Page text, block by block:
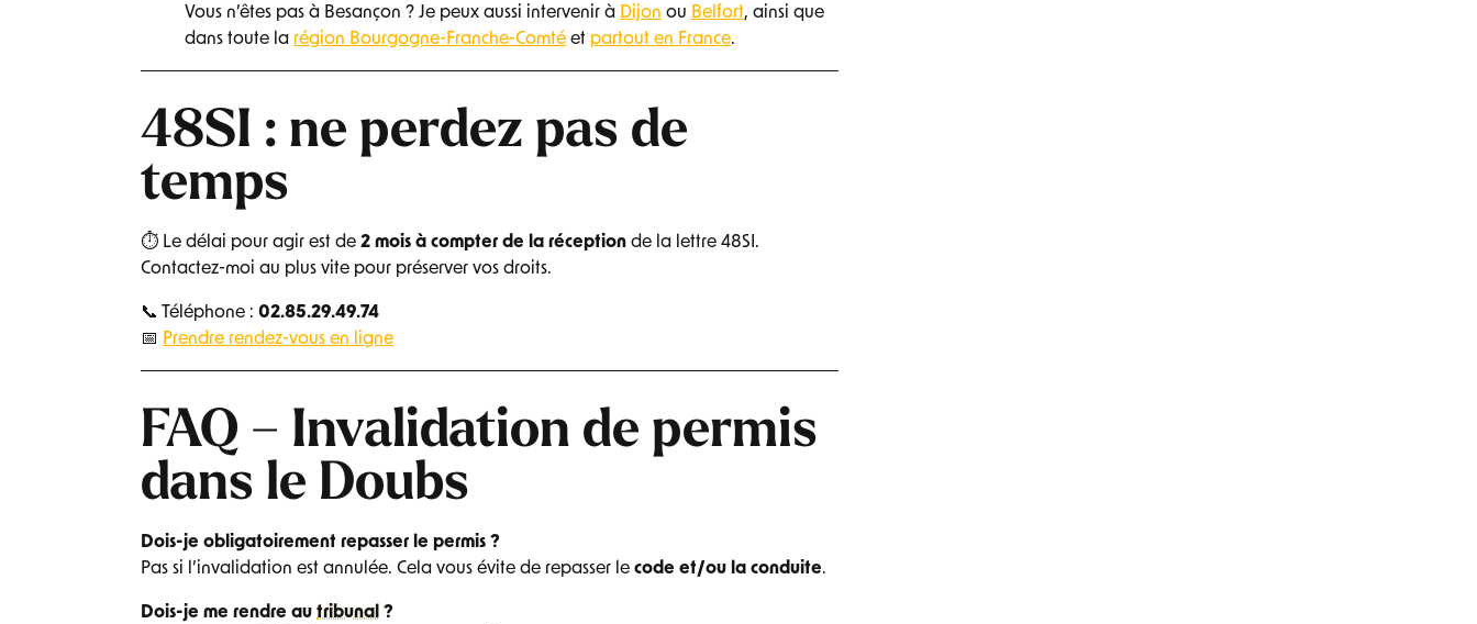
Vous n’êtes pas à Besançon ? Je peux aussi intervenir à Dijon ou Belfort, ainsi que
dans toute la région Bourgogne-Franche-Comté et partout en France.
48SI : ne perdez pas de
temps
⏱ Le délai pour agir est de 2 mois à compter de la réception de la lettre 48SI.
Contactez-moi au plus vite pour préserver vos droits.
📞 Téléphone : 02.85.29.49.74
📅
Prendre rendez-vous en ligne
FAQ – Invalidation de permis
dans le Doubs
Dois-je obligatoirement repasser le permis ?
Pas si l’invalidation est annulée. Cela vous évite de repasser le code et/ou la conduite.
Dois-je me rendre au tribunal ?